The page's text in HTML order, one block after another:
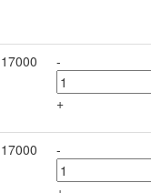
17000 -
+
17000 -